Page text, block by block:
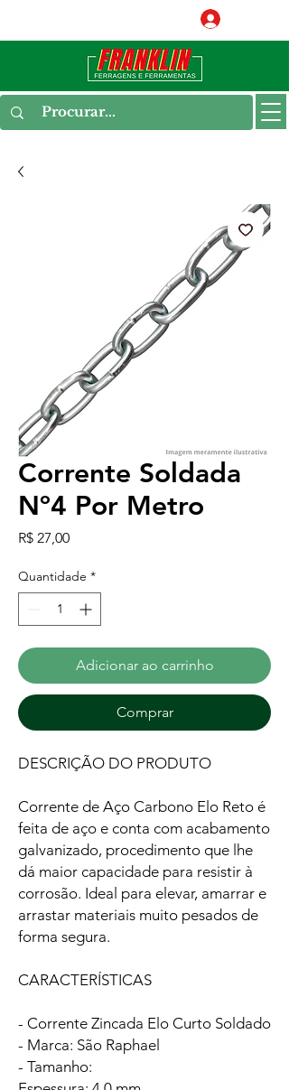
Corrente Soldada
Nº4 Por Metro
R$ 27,00Preço
Quantidade *
Adicionar ao carrinho
Comprar
DESCRIÇÃO DO PRODUTO
Corrente de Aço Carbono Elo Reto é
feita de aço e conta com acabamento
galvanizado, procedimento que lhe
dá maior capacidade para resistir à
corrosão. Ideal para elevar, amarrar e
arrastar materiais muito pesados de
forma segura.
CARACTERÍSTICAS
- Corrente Zincada Elo Curto Soldado
- Marca: São Raphael
- Tamanho: